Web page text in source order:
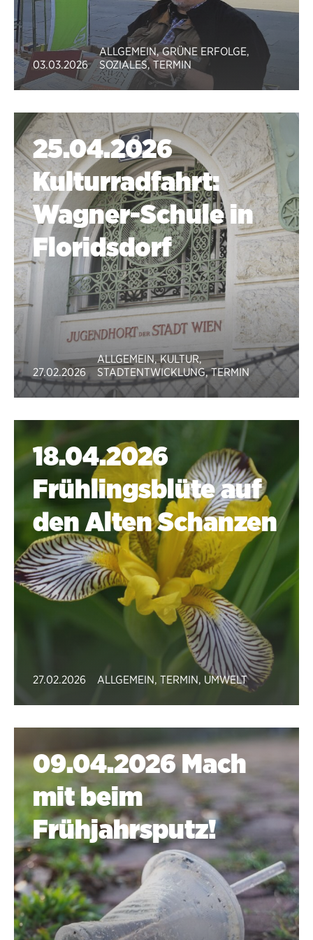
03.03.2026
ALLGEMEIN,GRÜNE ERFOLGE,
SOZIALES,TERMIN
25.04.2026
Kulturradfahrt:
Wagner-Schule in
Floridsdorf
27.02.2026
ALLGEMEIN,KULTUR,
STADTENTWICKLUNG,TERMIN
18.04.2026
Frühlingsblüte auf
den Alten Schanzen
27.02.2026 ALLGEMEIN, TERMIN, UMWELT
09.04.2026 Mach
mit beim
Frühjahrsputz!